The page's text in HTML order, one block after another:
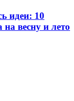
идеи: 10
весну и лето